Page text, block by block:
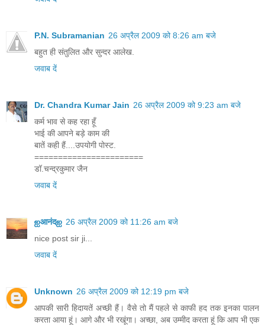
P.N. Subramanian 26 अप्रैल 2009 को 8:26 am बजे
बहुत ही संतुलित और सुन्दर आलेख.
जवाब दें
Dr. Chandra Kumar Jain 26 अप्रैल 2009 को 9:23 am बजे
कर्म भाव से कह रहा हूँ
भाई की आपने बड़े काम की
बातें कही हैं....उपयोगी पोस्ट.
=======================
डॉ.चन्द्रकुमार जैन
जवाब दें
ஐआनंदஐ 26 अप्रैल 2009 को 11:26 am बजे
nice post sir ji...
जवाब दें
Unknown 26 अप्रैल 2009 को 12:19 pm बजे
आपकी सारी हिदायतें अच्छी हैं। वैसे तो मैं पहले से काफी हद तक इनका पालन
करता आया हूं। आगे और भी रखूंगा। अच्छा, अब उम्मीद करता हूं कि आप भी एक